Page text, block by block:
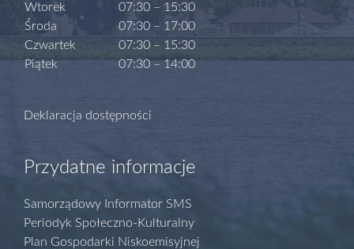
Wtorek
Środa
Czwartek
Piątek
07:30 – 15:30
07:30 – 17:00
07:30 – 15:30
07:30 – 14:00
Deklaracja dostępności
Przydatne informacje
Samorządowy Informator SMS
Periodyk Społeczno-Kulturalny
Plan Gospodarki Niskoemisyjnej